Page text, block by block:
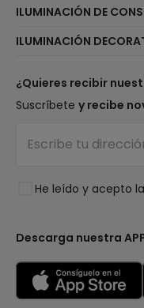
Atención al cliente
Métodos de envío
¿Eres profesional?
Tiendas
Preguntas frecuentes
Iniciar sesión
ILUMINACIÓN DE
Marcas
Calculadora de ahorro
Presupuestos
Iluminación para
ILUMINACIÓN
Top Marcas
Espacios
Colecciones
LoveYouGreen
¿Quieres recibir
Suscríbete y recibe
He leído y acepto la
Descarga nuestra